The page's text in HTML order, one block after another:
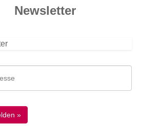
News­letter